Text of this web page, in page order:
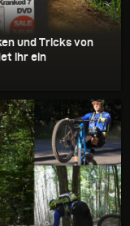
und Tricks von
ihr ein